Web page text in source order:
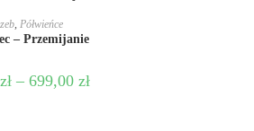
OPCJE
, Półwieńce
– Przemijanie
zł – 699,00 zł